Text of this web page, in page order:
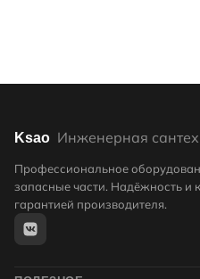
Ksao Инженерная
Профессиональное
запасные части. Надёжность и
гарантией производителя.